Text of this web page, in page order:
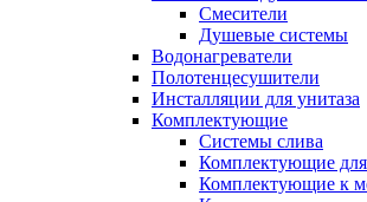
Смесители
Душевые системы
Водонагреватели
Полотенцесушители
Инсталляции для унитаза
Комплектующие
Системы слива
Комплектующие
Комплектующие к